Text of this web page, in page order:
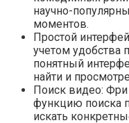
научно-
моментов.
Простой
учетом удобства
понятный
найти и
Поиск видео: Фри
функцию поиска
искать